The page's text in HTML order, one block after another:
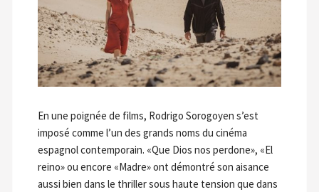
En une poignée de films, Rodrigo Sorogoyen s’est
imposé comme l’un des grands noms du cinéma
espagnol contemporain. «Que Dios nos perdone», «El
reino» ou encore «Madre» ont démontré son aisance
aussi bien dans le thriller sous haute tension que dans